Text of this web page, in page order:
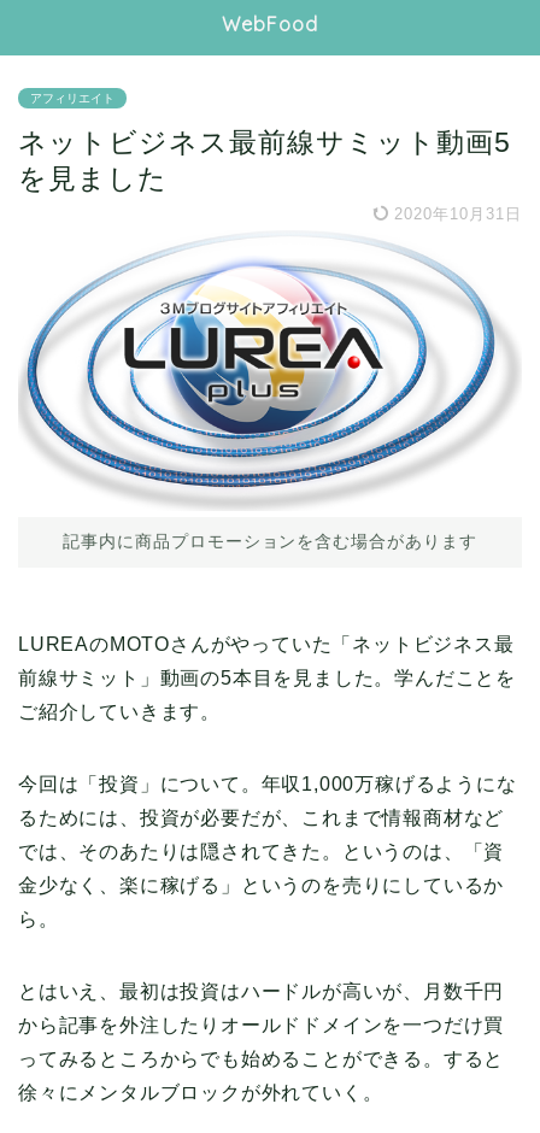
WebFood
アフィリエイト
ネットビジネス最前線サミット動画5
を見ました
2020年10月31日
記事内に商品プロモーションを含む場合があります
LUREAのMOTOさんがやっていた「ネットビジネス最
前線サミット」動画の5本目を見ました。学んだことを
ご紹介していきます。
今回は「投資」について。年収1,000万稼げるようにな
るためには、投資が必要だが、これまで情報商材など
では、そのあたりは隠されてきた。というのは、「資
金少なく、楽に稼げる」というのを売りにしているか
ら。
とはいえ、最初は投資はハードルが高いが、月数千円
から記事を外注したりオールドドメインを一つだけ買
ってみるところからでも始めることができる。すると
徐々にメンタルブロックが外れていく。